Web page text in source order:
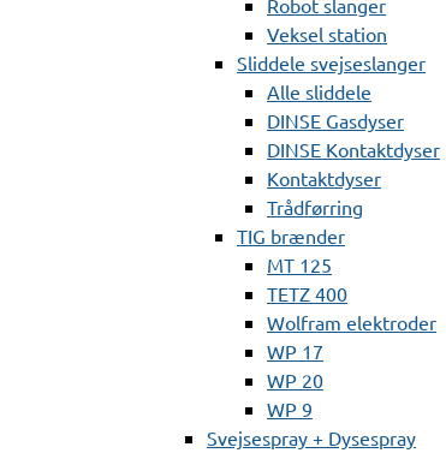
Robot slanger
Veksel station
Sliddele svejseslanger
Alle sliddele
DINSE Gasdyser
DINSE Kontaktdyser
Kontaktdyser
Trådførring
TIG brænder
MT 125
TETZ 400
Wolfram elektroder
WP 17
WP 20
WP 9
Svejsespray + Dysespray